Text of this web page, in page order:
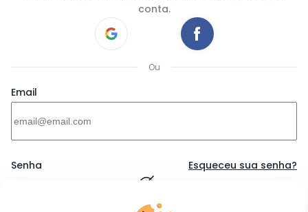
conta.
Ou
Email
Senha Esqueceu sua senha?